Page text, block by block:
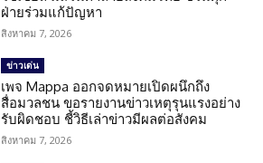
ฝ่ายร่วมแก้ปัญหา
สิงหาคม 7, 2026
ข่าวเด่น
เพจ Mappa ออกจดหมายเปิดผนึกถึง
สื่อมวลชน ขอรายงานข่าวเหตุรุนแรงอย่าง
รับผิดชอบ ชี้วิธีเล่าข่าวมีผลต่อสังคม
สิงหาคม 7, 2026